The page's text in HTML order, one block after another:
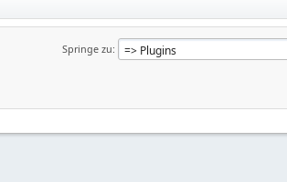
Springe zu